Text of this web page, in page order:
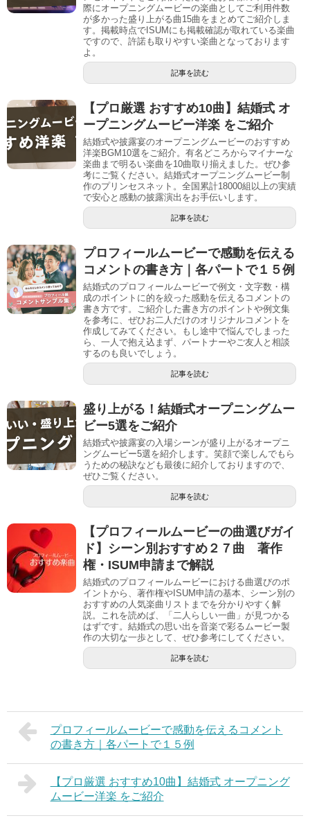
際にオープニングムービーの楽曲としてご利用件数
が多かった盛り上がる曲15曲をまとめてご紹介しま
す。掲載時点でISUMにも掲載確認が取れている楽曲
ですので、許諾も取りやすい楽曲となっております
よ。
記事を読む
【プロ厳選 おすすめ10曲】結婚式 オ
ープニングムービー洋楽 をご紹介
結婚式や披露宴のオープニングムービーのおすすめ
洋楽BGM10選をご紹介。有名どころからマイナーな
楽曲まで明るい楽曲を10曲取り揃えました。ぜひ参
考にご覧ください。結婚式オープニングムービー制
作のプリンセスネット。全国累計18000組以上の実績
で安心と感動の披露演出をお手伝いします。
記事を読む
プロフィールムービーで感動を伝える
コメントの書き方｜各パートで１５例
結婚式のプロフィールムービーで例文・文字数・構
成のポイントに的を絞った感動を伝えるコメントの
書き方です。ご紹介した書き方のポイントや例文集
を参考に、ぜひお二人だけのオリジナルコメントを
作成してみてください。もし途中で悩んでしまった
ら、一人で抱え込まず、パートナーやご友人と相談
するのも良いでしょう。
記事を読む
盛り上がる！結婚式オープニングムー
ビー5選をご紹介
結婚式や披露宴の入場シーンが盛り上がるオープニ
ングムービー5選を紹介します。笑顔で楽しんでもら
うための秘訣なども最後に紹介しておりますので、
ぜひご覧ください。
記事を読む
【プロフィールムービーの曲選びガイ
ド】シーン別おすすめ２７曲 著作
権・ISUM申請まで解説
結婚式のプロフィールムービーにおける曲選びのポ
イントから、著作権やISUM申請の基本、シーン別の
おすすめの人気楽曲リストまでを分かりやすく解
説。これを読めば、「二人らしい一曲」が見つかる
はずです。結婚式の思い出を音楽で彩るムービー製
作の大切な一歩として、ぜひ参考にしてください。
記事を読む
プロフィールムービーで感動を伝えるコメント
の書き方｜各パートで１５例
【プロ厳選 おすすめ10曲】結婚式 オープニング
ムービー洋楽 をご紹介